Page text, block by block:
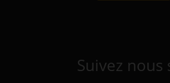
Suivez nous